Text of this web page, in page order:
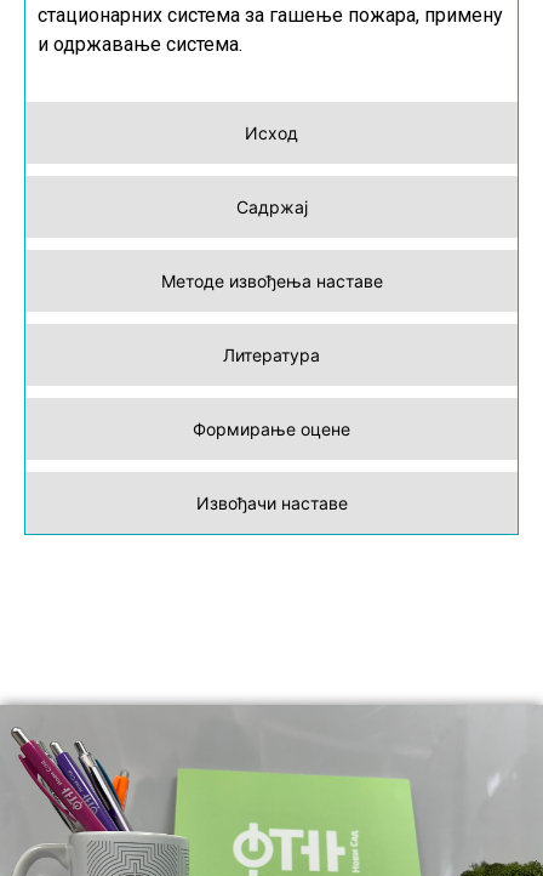
Исход
Садржај
Методе извођења наставе
Литература
Формирање оцене
Извођачи наставе
стационарних система за гашење пожара, примену
и одржавање система.